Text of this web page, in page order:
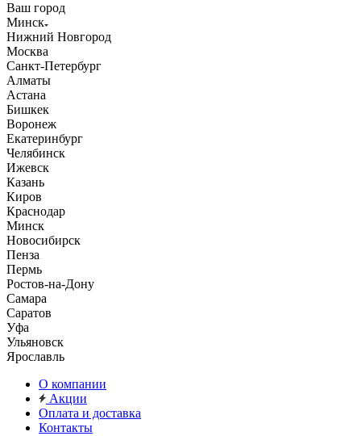
Ваш город
Минск
Нижний Новгород
Москва
Санкт-Петербург
Алматы
Астана
Бишкек
Воронеж
Екатеринбург
Челябинск
Ижевск
Казань
Киров
Краснодар
Минск
Новосибирск
Пенза
Пермь
Ростов-на-Дону
Самара
Саратов
Уфа
Ульяновск
Ярославль
О компании
Акции
Оплата и доставка
Контакты